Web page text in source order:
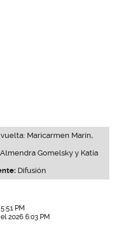
Maricarmen Marín,
Gomelsky y Katia
Difusión
PM
2026 6:03 PM